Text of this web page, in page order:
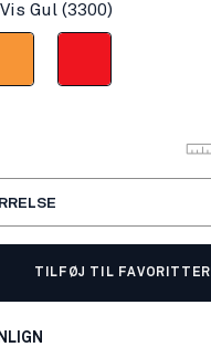
Gul (3300)
TILFØJ TIL FAVORITTER